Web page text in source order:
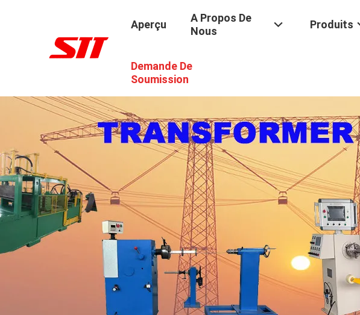
Aperçu
A Propos De
Nous
Produits
Demande De
Soumission